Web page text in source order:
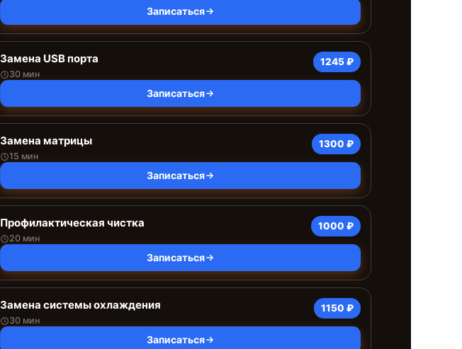
Записаться
Замена USB порта
30 мин
1245 ₽
Записаться
Замена матрицы
15 мин
1300 ₽
Записаться
Профилактическая чистка
20 мин
1000 ₽
Записаться
Замена системы охлаждения
30 мин
1150 ₽
Записаться